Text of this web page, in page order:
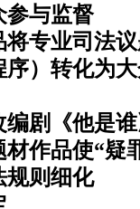
参与监督
将专业司法
序）转化为
编剧《他是
材作品使“疑
规则细化